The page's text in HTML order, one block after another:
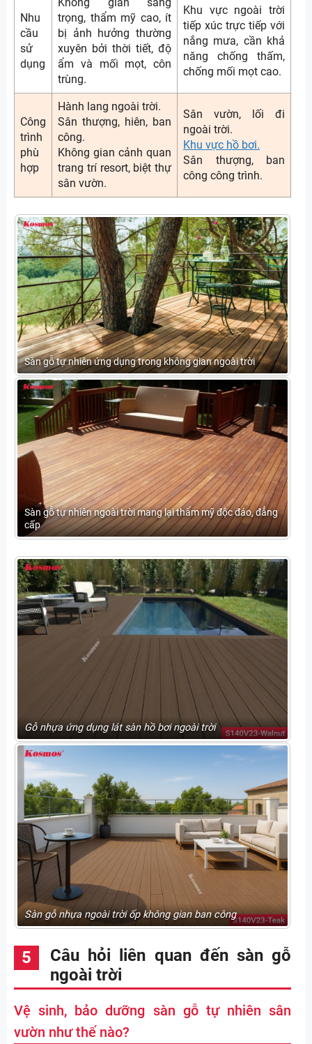
Nhu
cầu
sử
dụng
trọng, thẩm mỹ cao, ít
bị ảnh hưởng thường
xuyên bởi thời tiết, độ
ẩm và mối mọt, côn
trùng.
Khu vực ngoài trời
tiếp xúc trực tiếp với
nắng mưa, cần khả
năng chống thấm,
chống mối mọt cao.
Công
trình
phù
hợp
Hành lang ngoài trời.
Sân thượng, hiên, ban
công.
Không gian cảnh quan
trang trí resort, biệt thự
sân vườn.
Sân vườn, lối đi
ngoài trời.
Khu vực hồ bơi.
Sân thượng, ban
công công trình.
Sàn gỗ tự nhiên ứng dụng trong không gian ngoài trời
Sàn gỗ tự nhiên ngoài trời mang lại thẩm mỹ độc đáo, đẳng
cấp
Gỗ nhựa ứng dụng lát sàn hồ bơi ngoài trời
Sàn gỗ nhựa ngoài trời ốp không gian ban công
Câu hỏi liên quan đến sàn gỗ
ngoài trời
Vệ sinh, bảo dưỡng sàn gỗ tự nhiên sân
vườn như thế nào?